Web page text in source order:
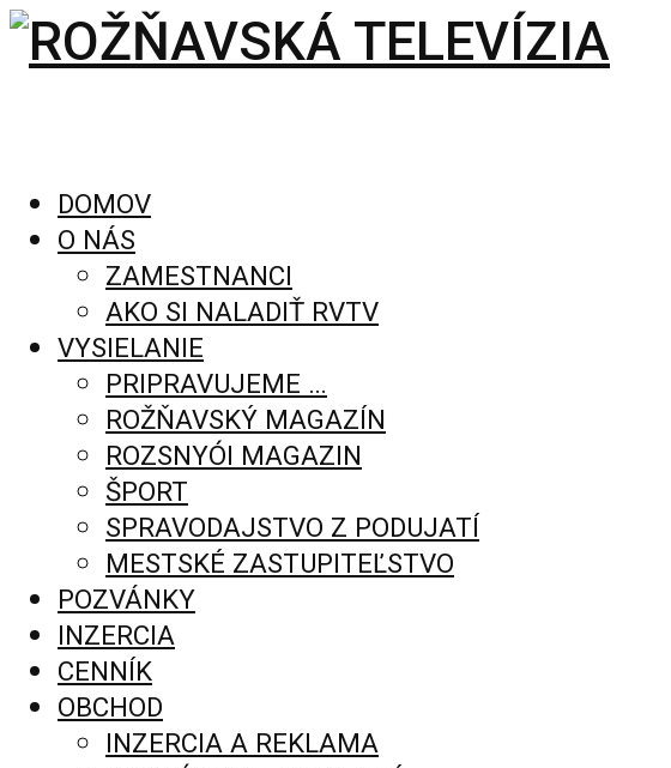
DOMOV
O NÁS
ZAMESTNANCI
AKO SI NALADIŤ RVTV
VYSIELANIE
PRIPRAVUJEME …
ROŽŇAVSKÝ MAGAZÍN
ROZSNYÓI MAGAZIN
ŠPORT
SPRAVODAJSTVO Z PODUJATÍ
MESTSKÉ ZASTUPITEĽSTVO
POZVÁNKY
INZERCIA
CENNÍK
OBCHOD
INZERCIA A REKLAMA